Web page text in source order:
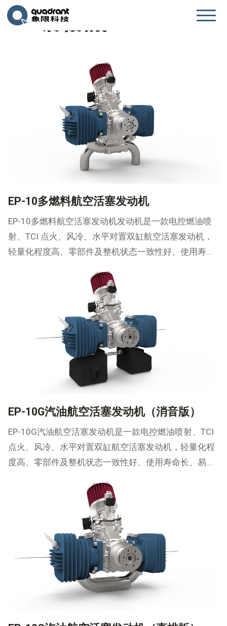
EP-10系列发动机
EP-10多燃料航空活塞发动机
EP-10多燃料航空活塞发动机发动机是一款电控燃油喷
射、TCI 点火、风冷、水平对置双缸航空活塞发动机，
轻量化程度高、零部件及整机状态一致性好、使用寿命
机。可广泛用于固定翼、复合翼无人机。
EP-10G汽油航空活塞发动机（消音版）
EP-10G汽油航空活塞发动机是一款电控燃油喷射、TCI
点火、风冷、水平对置双缸航空活塞发动机，轻量化程
度高、零部件及整机状态一致性好、使用寿命长、易维
用于固定翼、复合翼无人机。